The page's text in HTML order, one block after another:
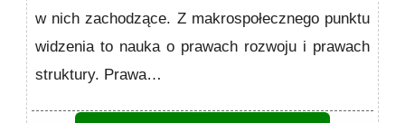
w nich zachodzące. Z makrospołecznego punktu
widzenia to nauka o prawach rozwoju i prawach
struktury. Prawa…